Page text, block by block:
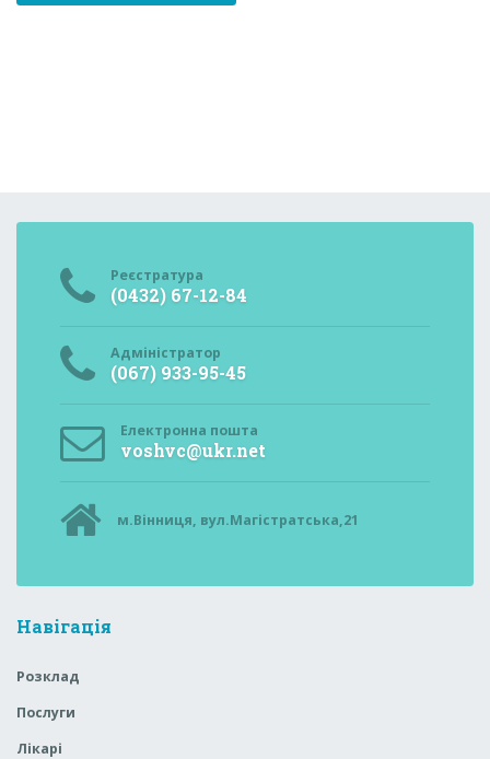
Реєстратура
(0432) 67-12-84
Адміністратор
(067) 933-95-45
Електронна пошта
voshvc@ukr.net
м.Вінниця, вул.Магістратська,21
Навігація
Розклад
Послуги
Лікарі